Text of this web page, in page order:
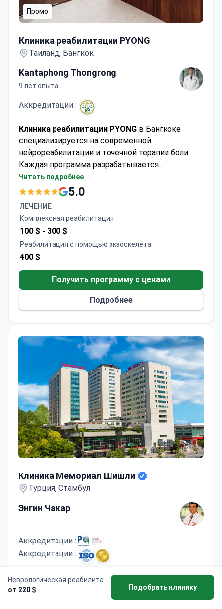
от 220 $
Подобрать клинику
Промо
Клиника реабилитации PYONG
Таиланд, Бангкок
Kantaphong Thongrong
9 лет опыта
Аккредитации :
Клиника реабилитации PYONG в Бангкоке
специализируется на современной
нейрореабилитации и точечной терапии боли.
Каждая программа разрабатывается
индивидуально и проводится под контролем
специалистов по реабилитационной медицине с
обеспечивает безопасность, измеримые
результаты и максимальный комфорт в
современной и приватной обстановке.
Читать подробнее
5.0
ЛЕЧЕНИЕ
Комплексная реабилитация
100 $ - 300 $
Реабилитация с помощью экзоскелета
400 $
Получить программу с ценами
Подробнее
Клиника Мемориал Шишли
Турция, Стамбул
Энгин Чакар
Аккредитации :
Аккредитации :
Профессор доктор Энгин Чакар провел 900
процедур неврологической реабилитации с
командой из более чем 50 специалистов. 30-